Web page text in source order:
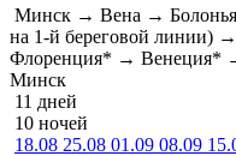
Минск → Вена → Болонья
на 1-й береговой
Флоренция* → Венеция*
Минск
11 дней
10 ночей
18.08 25.08 01.09 08.09